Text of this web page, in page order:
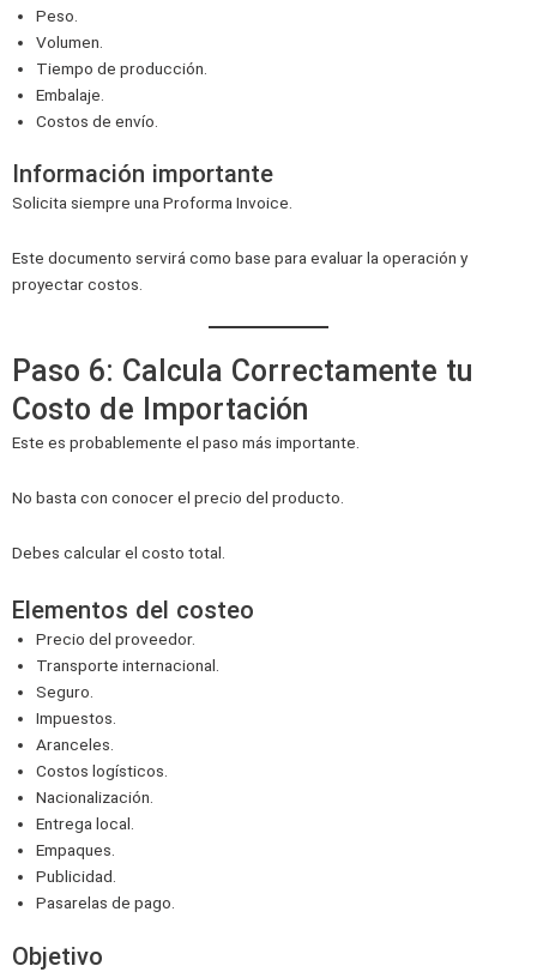
Peso.
Volumen.
Tiempo de producción.
Embalaje.
Costos de envío.
Información importante
Solicita siempre una Proforma Invoice.
Este documento servirá como base para evaluar la operación y
proyectar costos.
Paso 6: Calcula Correctamente tu
Costo de Importación
Este es probablemente el paso más importante.
No basta con conocer el precio del producto.
Debes calcular el costo total.
Elementos del costeo
Precio del proveedor.
Transporte internacional.
Seguro.
Impuestos.
Aranceles.
Costos logísticos.
Nacionalización.
Entrega local.
Empaques.
Publicidad.
Pasarelas de pago.
Objetivo